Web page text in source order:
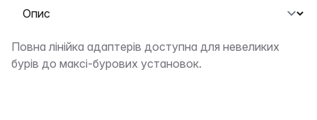
Виберіть вкладку
Опис
Повна лінійка адаптерів доступна для невеликих
бурів до максі-бурових установок.